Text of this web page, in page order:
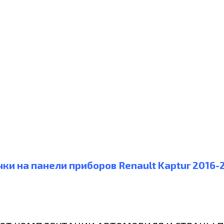
на панели приборов Renault Kaptur 2016-